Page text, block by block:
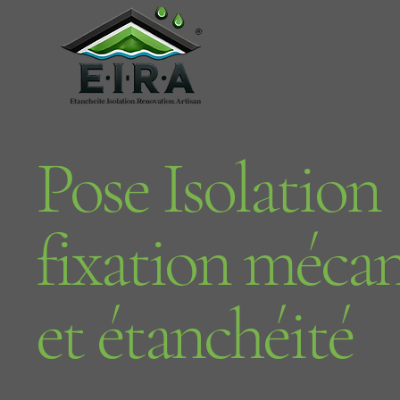
Pose Isolation
fixation
et étanchéité